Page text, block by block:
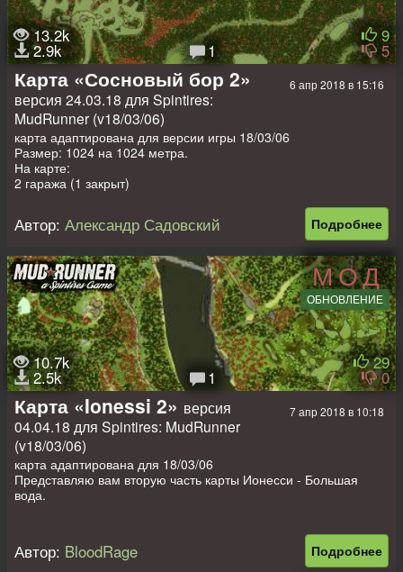
13.2k
2.9k 1
9
5
6 апр 2018 в 15:16
Карта «Сосновый бор 2»
версия 24.03.18 для Spintires:
MudRunner (v18/03/06)
карта адаптирована для версии игры 18/03/06
Размер: 1024 на 1024 метра.
На карте:
2 гаража (1 закрыт)
2 заправки
Подробнее
Автор: Александр Садовский
МОД
ОБНОВЛЕНИЕ
10.7k
2.5k 1
29
0
7 апр 2018 в 10:18
Карта «Ionessi 2» версия
04.04.18 для Spintires: MudRunner
(v18/03/06)
карта адаптирована для 18/03/06
Представляю вам вторую часть карты Ионесси - Большая
вода.
Spintires: MudRunner, много пилок понимаю, эта сделано
специально проверить игрока на выносливость и терпение, и
Подробнее
Автор: BloodRage